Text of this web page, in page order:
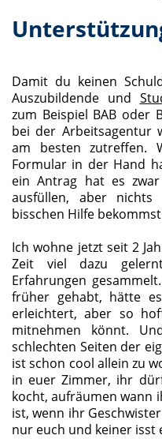
Damit du keinen
Auszubildende und
zum Beispiel BAB oder
bei der Arbeitsagentur
am besten zutreffen.
Formular in der Hand
ein Antrag hat es
ausfüllen, aber
bisschen Hilfe
Ich wohne jetzt seit 2
Zeit viel dazu
Erfahrungen
früher gehabt, hätte
erleichtert, aber so
mitnehmen könnt.
schlechten Seiten der
ist schon cool allein zu
in euer Zimmer, ihr
kocht, aufräumen wann
ist, wenn ihr
nur euch und keiner isst